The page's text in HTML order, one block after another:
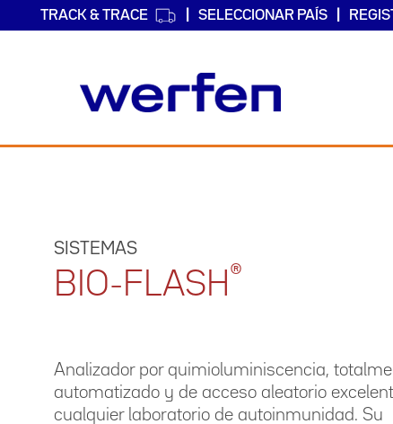
TRACK & TRACE SELECCIONAR PAÍS
SISTEMAS
BIO-FLASH ®
Analizador por quimioluminiscencia,
automatizado y de acceso aleatorio
cualquier laboratorio de autoinmunidad. Su